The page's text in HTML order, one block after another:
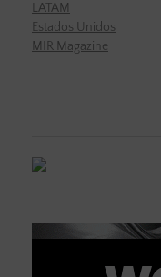
LATAM
Estados Unidos
MIR Magazine